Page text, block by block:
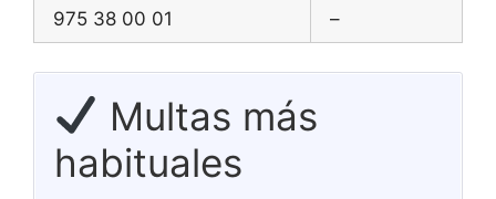
975 38 00 01 –
Multas más
habituales